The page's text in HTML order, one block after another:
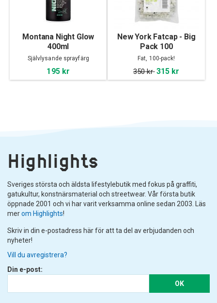
Montana Night Glow
400ml
Självlysande sprayfärg
195 kr
New York Fatcap - Big
Pack 100
Fat, 100-pack!
350 kr315 kr
Highlights
Sveriges största och äldsta lifestylebutik med fokus på graffiti,
gatukultur, konstnärsmaterial och streetwear. Vår första butik
öppnade 2001 och vi har varit verksamma online sedan 2003. Läs
merom Highlights!
Skriv in din e-postadress här för att ta del av erbjudanden och
nyheter!
Vill du avregistrera?
Din e-post:
OK